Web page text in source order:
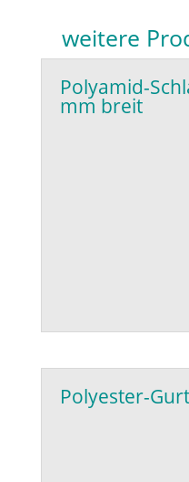
weitere
Polyamid-
mm breit
Polyester-